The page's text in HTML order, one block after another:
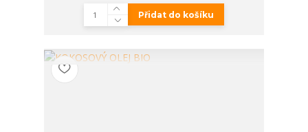
Přidat do košíku